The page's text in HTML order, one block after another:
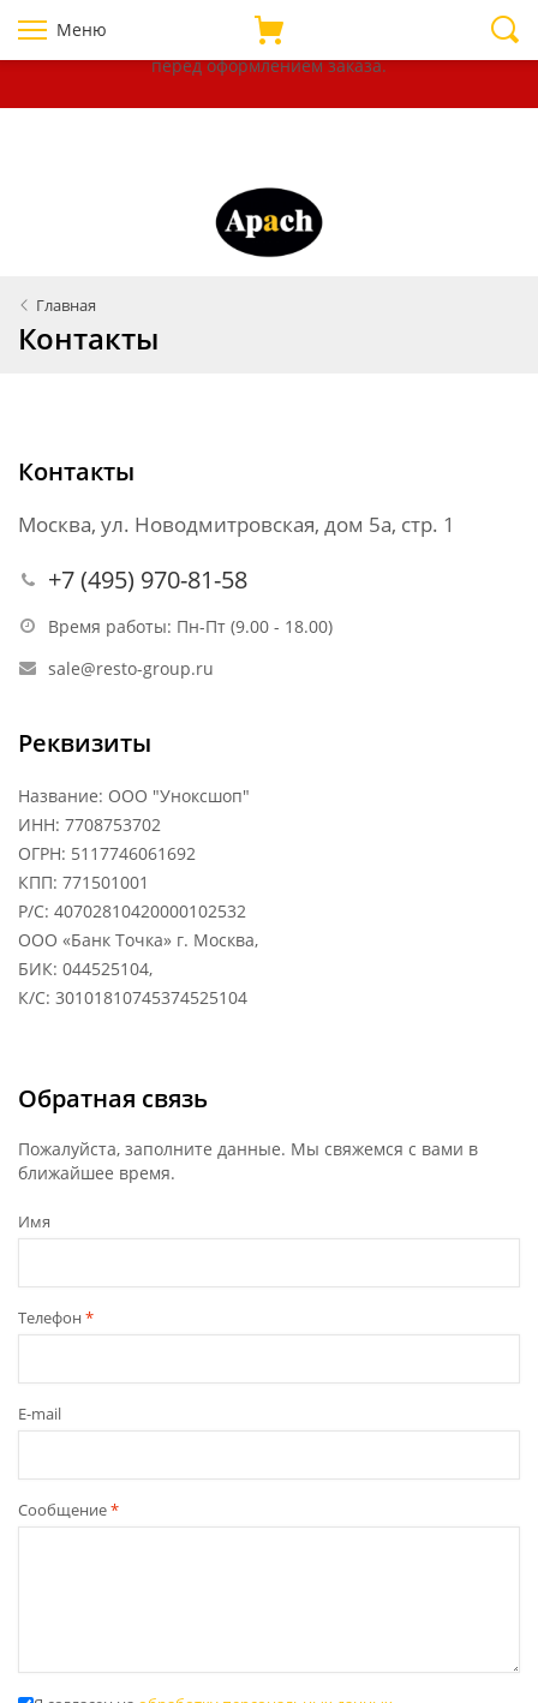
Уважаемые покупатели!
В связи с нестабильностью курсов
валют, убедительно просим уточнять цены на товары
перед оформлениемзаказа.
Меню
Главная
Контакты
Контакты
Москва, ул. Новодмитровская, дом 5а, стр. 1
+7 (495) 970-81-58
Время работы: Пн-Пт (9.00 - 18.00)
sale@resto-group.ru
Реквизиты
Название: ООО "Уноксшоп"
ИНН: 7708753702
ОГРН: 5117746061692
КПП: 771501001
Р/С: 40702810420000102532
ООО «Банк Точка» г. Москва,
БИК: 044525104,
К/С: 30101810745374525104
Обратная связь
Пожалуйста, заполните данные. Мы свяжемся с вами в
ближайшее время.
Имя
Телефон *
E-mail
Сообщение*